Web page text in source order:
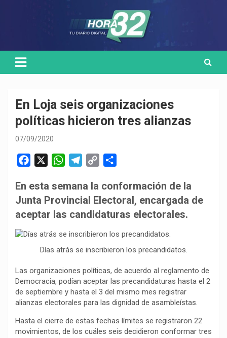
En Loja seis organizaciones
políticas hicieron tres alianzas
07/09/2020
c
e
b
o
W
a
t
s
p
p
l
e
g
a
m
p
y
L
n
k
m
p
a
t
i
r
En esta semana la conformación de la
Junta Provincial Electoral, encargada de
aceptar las candidaturas electorales.
Días atrás se inscribieron los precandidatos.
Las organizaciones políticas, de acuerdo al reglamento de
Democracia, podían aceptar las precandidaturas hasta el 2
de septiembre y hasta el 3 del mismo mes registrar
alianzas electorales para las dignidad de asambleístas.
Hasta el cierre de estas fechas límites se registraron 22
movimientos, de los cuáles seis decidieron conformar tres